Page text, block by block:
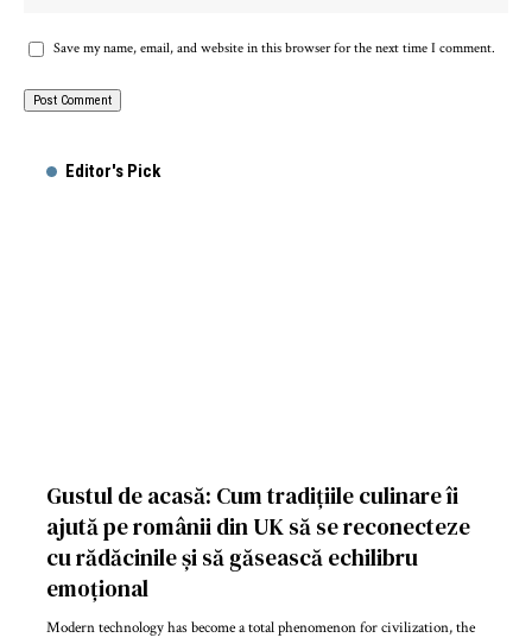
Save my name, email, and website in this browser for the next time I comment.
Editor's Pick
Gustul de acasă: Cum tradițiile culinare îi
ajută pe românii din UK să se reconecteze
cu rădăcinile și să găsească echilibru
emoțional
Modern technology has become a total phenomenon for civilization, the